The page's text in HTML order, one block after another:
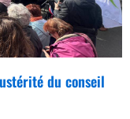
du conseil